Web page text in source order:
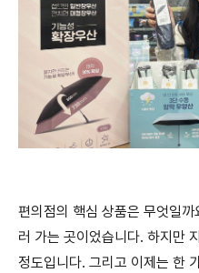
편의점의 핵심 상품은 무엇일
러 가는 곳이었습니다. 하지만
정도입니다. 그리고 이제는 한